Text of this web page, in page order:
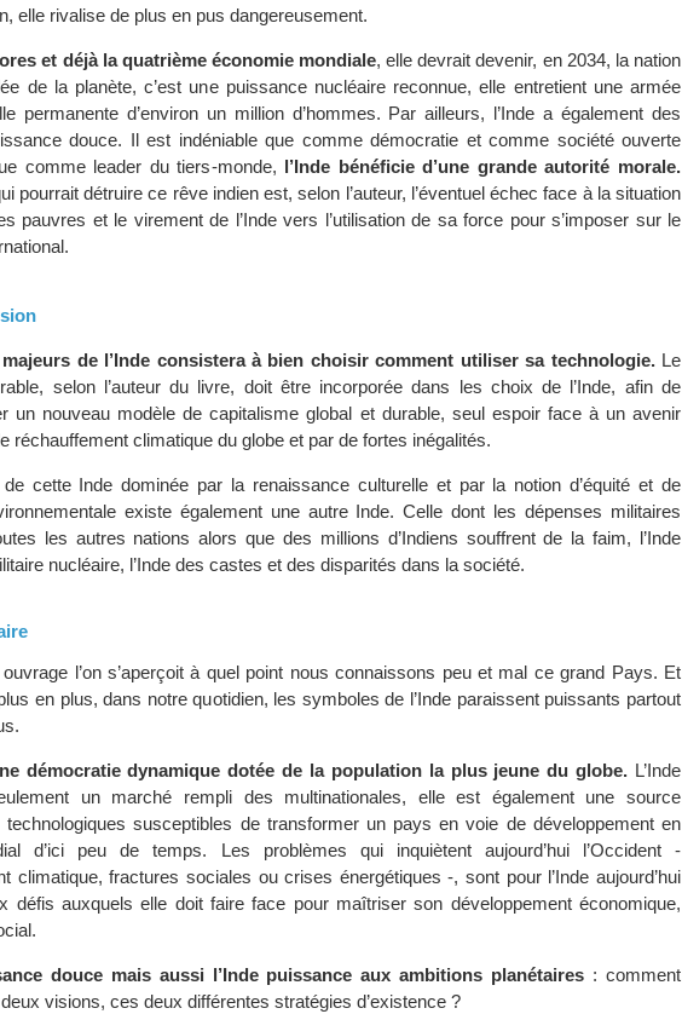
elle rivalise de plus en pus dangereusement.
et déjà la quatrième économie mondiale, elle devrait devenir, en 2034, la nation
de la planète, c’est une puissance nucléaire reconnue, elle entretient une armée
permanente d’environ un million d’hommes. Par ailleurs, l’Inde a également des
douce. Il est indéniable que comme démocratie et comme société ouverte
comme leader du tiers-monde, l’Inde bénéficie d’une grande autorité morale.
pourrait détruire ce rêve indien est, selon l’auteur, l’éventuel échec face à la situation
pauvres et le virement de l’Inde vers l’utilisation de sa force pour s’imposer sur le
de l’Inde consistera à bien choisir comment utiliser sa technologie.Le
selon l’auteur du livre, doit être incorporée dans les choix de l’Inde, afin de
un nouveau modèle de capitalisme global et durable, seul espoir face à un avenir
réchauffement climatique du globe et par de fortes inégalités.
cette Inde dominée par la renaissance culturelle et par la notion d’équité et de
existe également une autre Inde. Celle dont les dépenses militaires
les autres nations alors que des millions d’Indiens souffrent de la faim, l’Inde
nucléaire, l’Inde des castes et des disparités dans la société.
l’on s’aperçoit à quel point nous connaissons peu et mal ce grand Pays. Et
en plus, dans notre quotidien, les symboles de l’Inde paraissent puissants partout
démocratie dynamique dotée de la population la plus jeune du globe. L’Inde
un marché rempli des multinationales, elle est également une source
technologiques susceptibles de transformer un pays en voie de développement en
d’ici peu de temps. Les problèmes qui inquiètent aujourd’hui l’Occident -
climatique, fractures sociales ou crises énergétiques -, sont pour l’Inde aujourd’hui
défis auxquels elle doit faire face pour maîtriser son développement économique,
douce mais aussi l’Inde puissance aux ambitions planétaires : comment
visions, ces deux différentes stratégies d’existence ?